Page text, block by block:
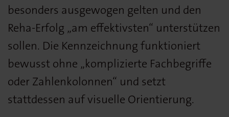
besonders ausgewogen gelten und den
Reha-Erfolg „am effektivsten“ unterstützen
sollen. Die Kennzeichnung funktioniert
bewusst ohne „komplizierte Fachbegriffe
oder Zahlenkolonnen“ und setzt
stattdessen auf visuelle Orientierung.